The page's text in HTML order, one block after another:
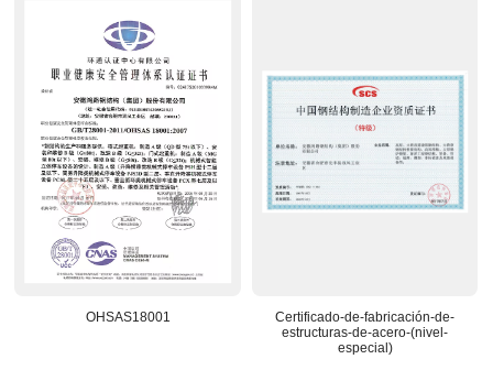
Certificado-de-fabricación-de-
Centro-de-I+D-reconocido-
nacional